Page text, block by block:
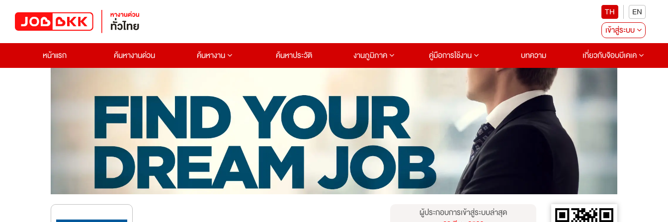
TH
EN
เข้าสู่ระบบ
หน้าแรก
ค้นหางานด่วน ค้นหางาน ค้นหาประวัติ งานภูมิภาค คู่มือการใช้งาน บทความ เกี่ยวกับจ๊อบบีเคเค
ผู้ประกอบการเข้าสู่ระบบล่าสุด